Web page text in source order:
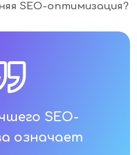
SEO-оптимизация?
SEO-
означает